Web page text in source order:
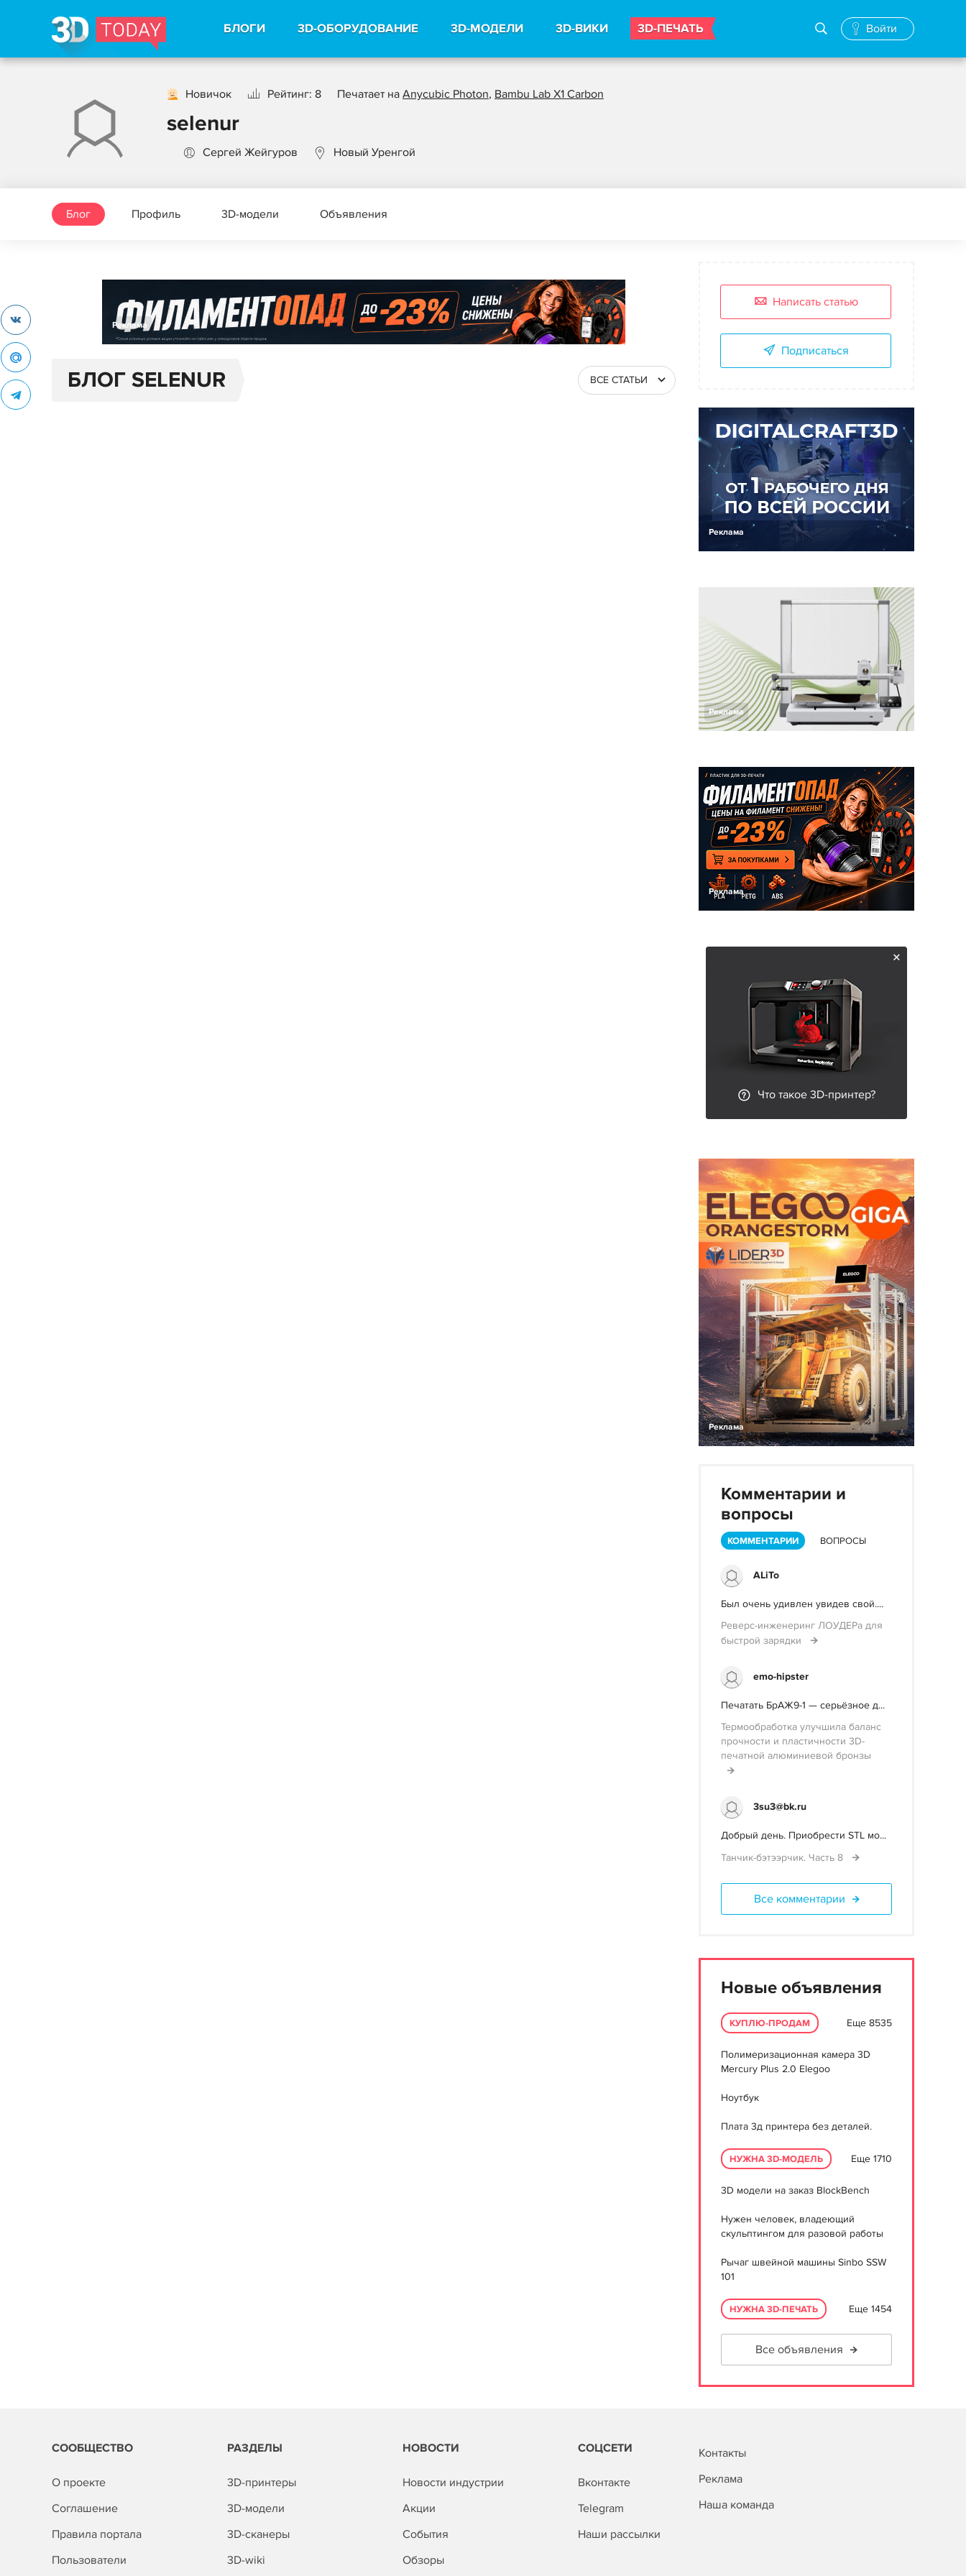
БЛОГИ 3D-ОБОРУДОВАНИЕ 3D-МОДЕЛИ 3D-ВИКИ 3D-ПЕЧАТЬ Войти
Новичок Рейтинг: 8 Печатает на Anycubic Photon, Bambu Lab X1 Carbon
selenur
Сергей Жейгуров Новый Уренгой
Блог Профиль 3D-модели Объявления
Реклама
БЛОГ SELENUR ВСЕ СТАТЬИ
Написать статью
Подписаться
Реклама
Реклама
Реклама
Что такое 3D-принтер?
Реклама
Комментарии и
вопросы
КОММЕНТАРИИ ВОПРОСЫ
ALiTo
Был очень удивлен увидев свой....
Реверс-инженеринг ЛОУДЕРа для
быстрой зарядки
emo-hipster
Печатать БрАЖ9-1 — серьёзное д...
Термообработка улучшила баланс
прочности и пластичности 3D-
печатной алюминиевой бронзы
3su3@bk.ru
Добрый день. Приобрести STL мо...
Танчик-бэтээрчик. Часть 8
Все комментарии
Новые объявления
КУПЛЮ-ПРОДАМ Еще 8535
Полимеризационная камера 3D
Mercury Plus 2.0 Elegoo
Ноутбук
Плата 3д принтера без деталей.
НУЖНА 3D-МОДЕЛЬ Еще 1710
3D модели на заказ BlockBench
Нужен человек, владеющий
скульптингом для разовой работы
Рычаг швейной машины Sinbo SSW
101
НУЖНА 3D-ПЕЧАТЬ Еще 1454
Все объявления
СООБЩЕСТВО
О проекте
Соглашение
Правила портала
Пользователи
РАЗДЕЛЫ
3D-принтеры
3D-модели
3D-сканеры
3D-wiki
НОВОСТИ
Новости индустрии
Акции
События
Обзоры
СОЦСЕТИ
Вконтакте
Telegram
Наши рассылки
Контакты
Реклама
Наша команда